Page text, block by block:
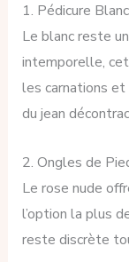
1. Pédicure
Le blanc reste
intemporelle,
les carnations et
du jean
2. Ongles de
Le rose nude
l’option la plus
reste discrète